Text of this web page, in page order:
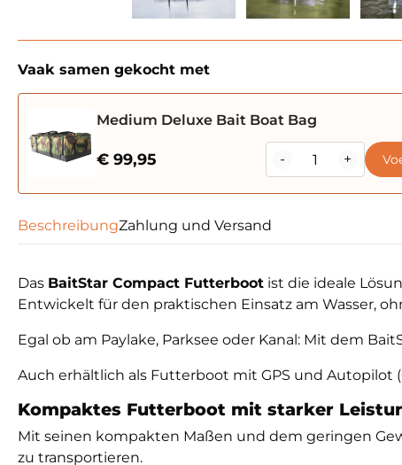
Vaak samen gekocht met
Medium Deluxe Bait Boat Bag
€ 99,95 -
BaitStar
Compact
Futterboot
+
BeschreibungZahlung und Versand
Das BaitStar Compact Futterboot ist die ideale
Entwickelt für den praktischen Einsatz am Wasser,
Egal ob am Paylake, Parksee oder Kanal: Mit dem
Auch erhältlich als Futterboot mit GPS und Autopilot
Kompaktes Futterboot mit starker
Mit seinen kompakten Maßen und dem geringen
zu transportieren.